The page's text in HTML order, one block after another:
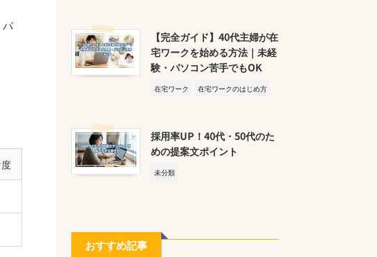
パ
【完全ガイド】40代主婦が在
宅ワークを始める方法｜未経
験・パソコン苦手でもOK
在宅ワーク 在宅ワークのはじめ方
採用率UP！40代・50代のた
めの提案文ポイント
未分類
おすすめ記事